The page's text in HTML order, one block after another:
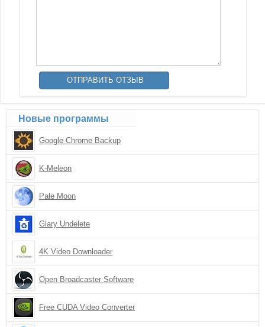
Новые программы
Google Chrome Backup
K-Meleon
Pale Moon
Glary Undelete
4K Video Downloader
Open Broadcaster Software
Free CUDA Video Converter